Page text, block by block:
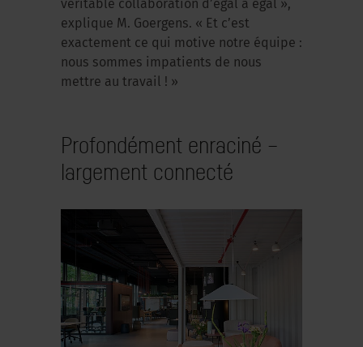
véritable collaboration d’égal à égal »,
explique M. Goergens. « Et c’est
exactement ce qui motive notre équipe :
nous sommes impatients de nous
mettre au travail ! »
Profondément enraciné –
largement connecté